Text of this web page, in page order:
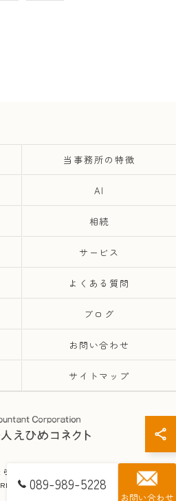
089-989-5228
お問い合わせ
当事務所の特徴
AI
相続
サービス
よくある質問
ブログ
お問い合わせ
サイトマップ
税理士法人えひめコネクト ALL RIGHTS
RESERVED.